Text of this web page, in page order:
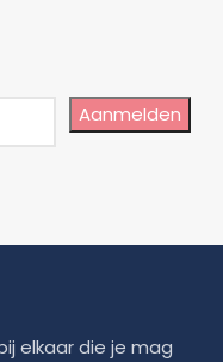
Aanmelden
elkaar die je mag